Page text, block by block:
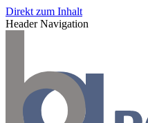
Direkt zum Inhalt
Header Navigation